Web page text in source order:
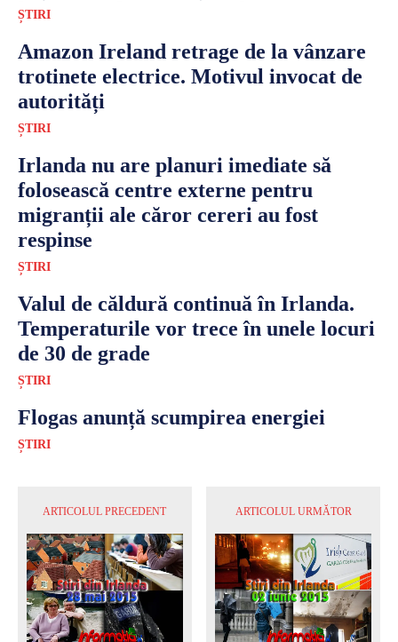
ȘTIRI
Amazon Ireland retrage de la vânzare
trotinete electrice. Motivul invocat de
autorități
ȘTIRI
Irlanda nu are planuri imediate să
folosească centre externe pentru
migranții ale căror cereri au fost
respinse
ȘTIRI
Valul de căldură continuă în Irlanda.
Temperaturile vor trece în unele locuri
de 30 de grade
ȘTIRI
Flogas anunță scumpirea energiei
ȘTIRI
ARTICOLUL PRECEDENT ARTICOLUL URMĂTOR